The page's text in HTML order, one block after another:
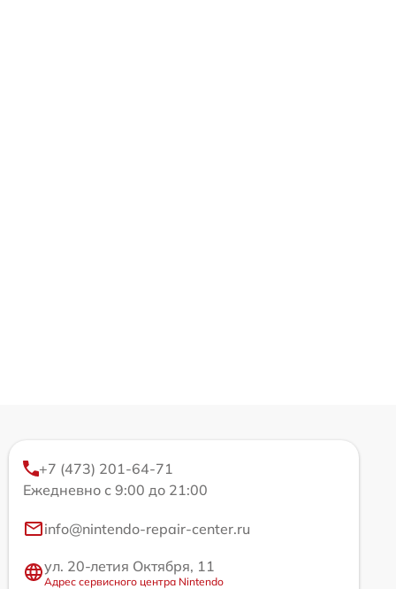
+7 (473) 201-64-71
Ежедневно с 9:00 до 21:00
info@nintendo-repair-center.ru
ул. 20-летия Октября, 11
Адрес сервисного центра Nintendo